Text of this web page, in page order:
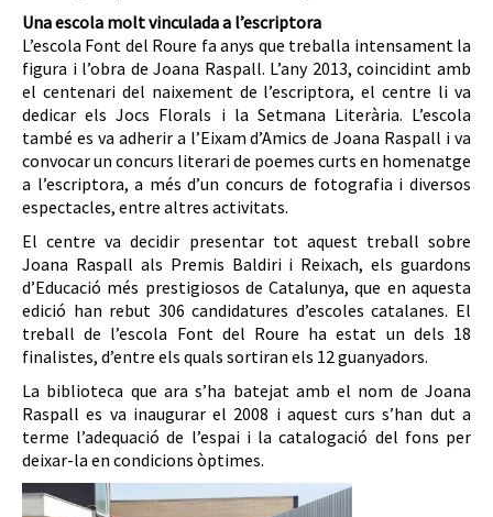
Una escola molt vinculada a l’escriptora
L’escola Font del Roure fa anys que treballa intensament la
figura i l’obra de Joana Raspall. L’any 2013, coincidint amb
el centenari del naixement de l’escriptora, el centre li va
dedicar els Jocs Florals i la Setmana Literària. L’escola
també es va adherir a l’Eixam d’Amics de Joana Raspall i va
convocar un concurs literari de poemes curts en homenatge
a l’escriptora, a més d’un concurs de fotografia i diversos
espectacles, entre altres activitats.
El centre va decidir presentar tot aquest treball sobre
Joana Raspall als Premis Baldiri i Reixach, els guardons
d’Educació més prestigiosos de Catalunya, que en aquesta
edició han rebut 306 candidatures d’escoles catalanes. El
treball de l’escola Font del Roure ha estat un dels 18
finalistes, d’entre els quals sortiran els 12 guanyadors.
La biblioteca que ara s’ha batejat amb el nom de Joana
Raspall es va inaugurar el 2008 i aquest curs s’han dut a
terme l’adequació de l’espai i la catalogació del fons per
deixar-la en condicions òptimes.